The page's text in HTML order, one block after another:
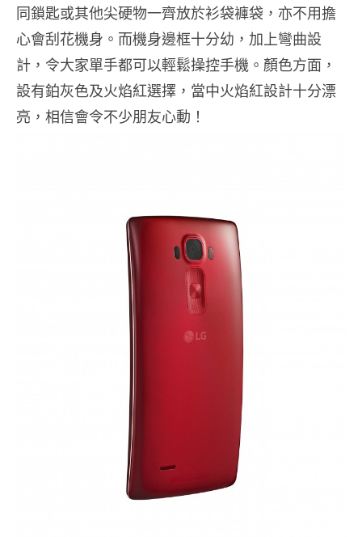
同鎖匙或其他尖硬物一齊放於衫袋褲袋，亦不用擔
心會刮花機身。而機身邊框十分幼，加上彎曲設
計，令大家單手都可以輕鬆操控手機。顏色方面，
設有鉑灰色及火焰紅選擇，當中火焰紅設計十分漂
亮，相信會令不少朋友心動！